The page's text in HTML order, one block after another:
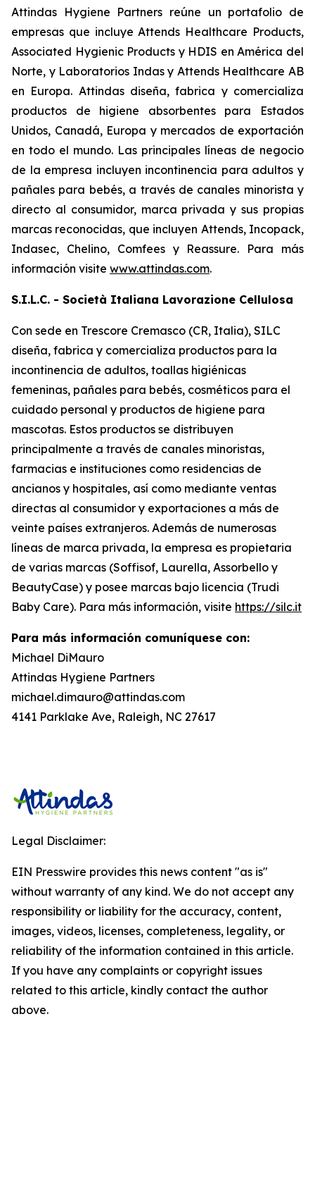
Attindas Hygiene Partners reúne un portafolio de
empresas que incluye Attends Healthcare Products,
Associated Hygienic Products y HDIS en América del
Norte, y Laboratorios Indas y Attends Healthcare AB
en Europa. Attindas diseña, fabrica y comercializa
productos de higiene absorbentes para Estados
Unidos, Canadá, Europa y mercados de exportación
en todo el mundo. Las principales líneas de negocio
de la empresa incluyen incontinencia para adultos y
pañales para bebés, a través de canales minorista y
directo al consumidor, marca privada y sus propias
marcas reconocidas, que incluyen Attends, Incopack,
Indasec, Chelino, Comfeesy Reassure. Para más
información visite www.attindas.com.
S.I.L.C. - Società Italiana Lavorazione Cellulosa
Con sede en Trescore Cremasco (CR, Italia), SILC
diseña, fabrica y comercializa productos para la
incontinencia de adultos, toallas higiénicas
femeninas, pañales para bebés, cosméticos para el
cuidado personal y productos de higiene para
mascotas. Estos productos se distribuyen
principalmente a través de canales minoristas,
farmacias e instituciones como residencias de
ancianos y hospitales, así como mediante ventas
directas al consumidor y exportaciones a más de
veinte países extranjeros. Además de numerosas
líneas de marca privada, la empresa es propietaria
de varias marcas (Soffisof, Laurella, Assorbello y
BeautyCase) y posee marcas bajo licencia (Trudi
Baby Care). Para más información, visite https://silc.it
Para más información comuníquese con:
Michael DiMauro
Attindas Hygiene Partners
michael.dimauro@attindas.com
4141 Parklake Ave, Raleigh, NC 27617
Legal Disclaimer:
EIN Presswire provides this news content "as is"
without warranty of any kind. We do not accept any
responsibility or liability for the accuracy, content,
images, videos, licenses, completeness, legality, or
reliability of the information contained in this article.
If you have any complaints or copyright issues
related to this article, kindly contact the author
above.